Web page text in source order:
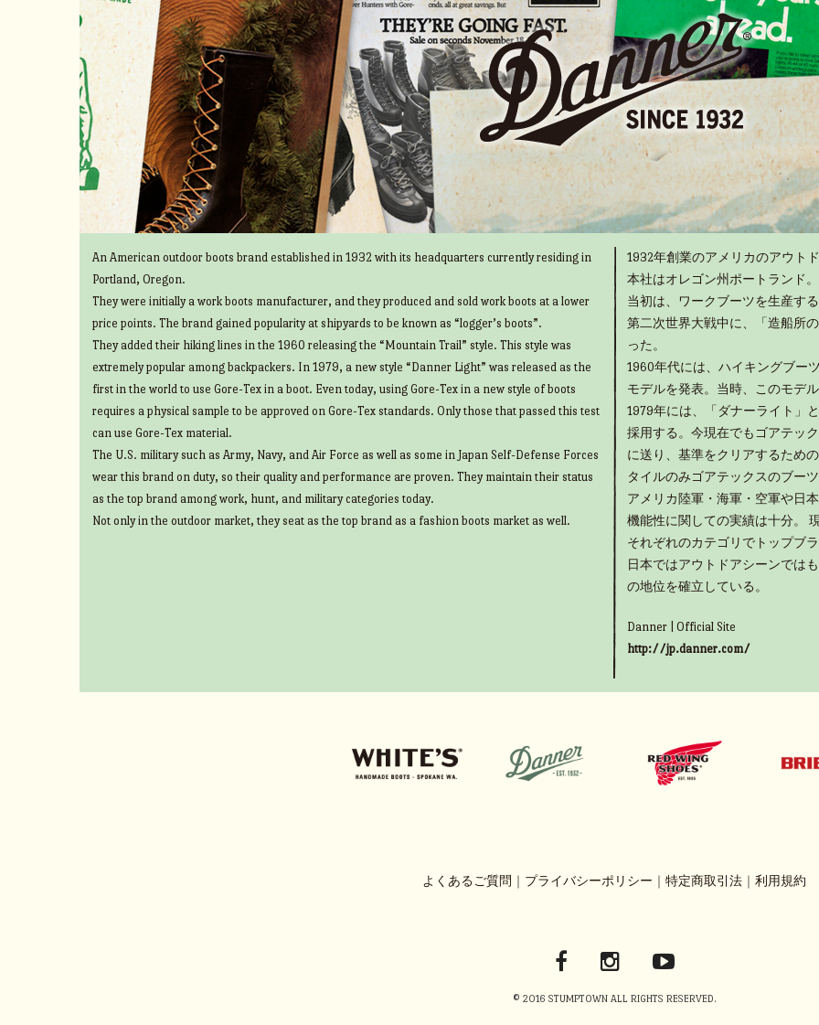
An American outdoor boots brand established in 1932 with its headquarters currently residing in
Portland, Oregon.
They were initially a work boots manufacturer, and they produced and sold work boots at a lower
price points. The brand gained popularity at shipyards to be known as “logger’s boots”.
They added their hiking lines in the 1960 releasing the “Mountain Trail” style. This style was
extremely popular among backpackers. In 1979, a new style “Danner Light” was released as the
first in the world to use Gore-Tex in a boot. Even today, using Gore-Tex in a new style of boots
requires a physical sample to be approved on Gore-Tex standards. Only those that passed this test
can use Gore-Tex material.
The U.S. military such as Army, Navy, and Air Force as well as some in Japan Self-Defense Forces
wear this brand on duty, so their quality and performance are proven. They maintain their status
as the top brand among work, hunt, and military categories today.
Not only in the outdoor market, they seat as the top brand as a fashion boots market as well.
1932年創業のアメリカのアウト
本社はオレゴン州ポートランド。
当初は、ワークブーツを生産す
第二次世界大戦中に、「造船所
った。
1960年代には、ハイキングブー
モデルを発表。当時、このモデ
1979年には、「ダナーライト」
採用する。今現在でもゴアテッ
に送り、基準をクリアするため
タイルのみゴアテックスのブー
アメリカ陸軍・海軍・空軍や日
機能性に関しての実績は十分。
それぞれのカテゴリでトップブ
日本ではアウトドアシーンでは
の地位を確立している。
Danner | Official Site
http://jp.danner.com/
よくあるご質問 プライバシーポリシー 特定商取引法 利用規約
© 2016 STUMPTOWN ALL RIGHTS RESERVED.